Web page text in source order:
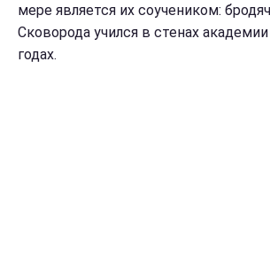
мере является их соучеником:
Сковорода учился в стенах
годах.